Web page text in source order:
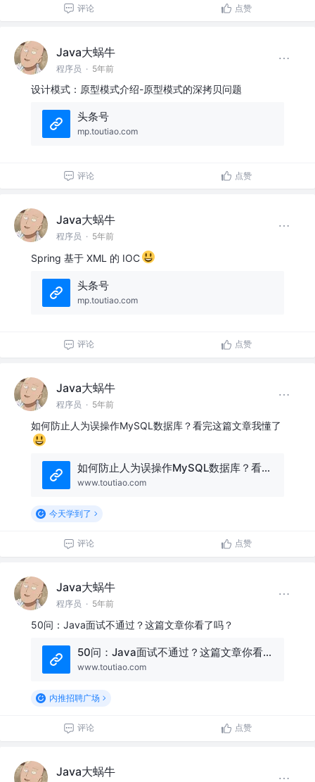
评论 点赞
Java大蜗牛
程序员 · 5年前
设计模式：原型模式介绍-原型模式的深拷贝问题
头条号
mp.toutiao.com
评论 点赞
Java大蜗牛
程序员 · 5年前
Spring 基于 XML 的 IOC
头条号
mp.toutiao.com
评论 点赞
Java大蜗牛
程序员 · 5年前
如何防止人为误操作MySQL数据库？看完这篇文章我懂了
如何防止人为误操作MySQL数据库？看完这篇文章我懂了
www.toutiao.com
今天学到了
评论 点赞
Java大蜗牛
程序员 · 5年前
50问：Java面试不通过？这篇文章你看了吗？
50问：Java面试不通过？这篇文章你看了吗？
www.toutiao.com
内推招聘广场
评论 点赞
Java大蜗牛